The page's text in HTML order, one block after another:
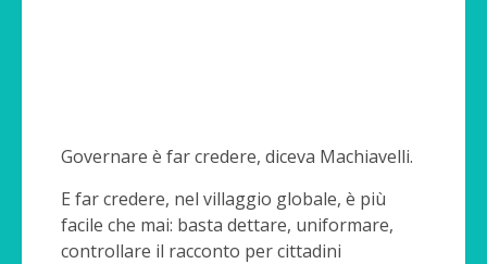
Governare è far credere, diceva Machiavelli.
E far credere, nel villaggio globale, è più
facile che mai: basta dettare, uniformare,
controllare il racconto per cittadini